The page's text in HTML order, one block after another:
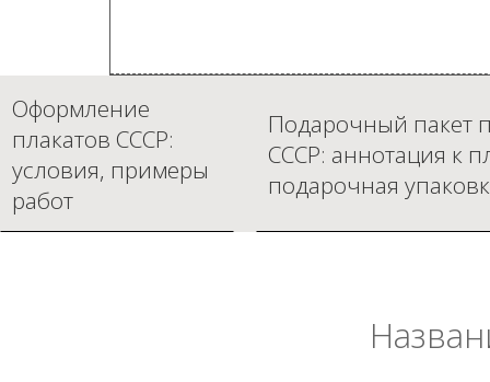
Оформление
плакатов СССР:
условия, примеры
работ
Подарочный пакет
СССР: аннотация к
подарочная